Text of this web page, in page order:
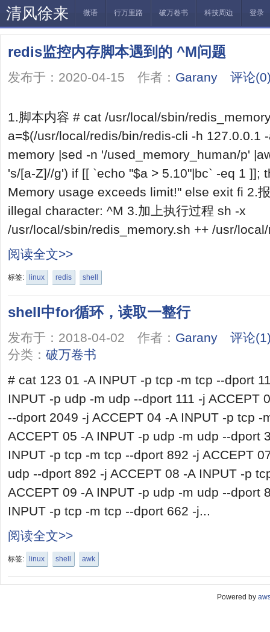
清风徐来 微语 行万里路 破万卷书 科技周边 登录
redis监控内存脚本遇到的 ^M问题
发布于：2020-04-15 作者： Garany 评论
1.脚本内容 # cat /usr/local/sbin/
a=$(/usr/local/redis/bin/redis-cli -h 127.0.0.1
memory |sed -n '/used_memory_human/p'
's/[a-Z]//g') if [[ `echo "$a > 5.10"|bc` -eq 1 ]];
Memory usage exceeds limit!" else exit fi 2.
illegal character: ^M 3.加上执行过程 sh -x
/usr/local/sbin/redis_memory.sh ++ /usr/
阅读全文>>
标签: linux redis shell
shell中for循环，读取一整行
发布于：2018-04-02 作者： Garany
评论
分类： 破万卷书
# cat 123 01 -A INPUT -p tcp -m tcp --dport
INPUT -p udp -m udp --dport 111 -j ACCEPT
--dport 2049 -j ACCEPT 04 -A INPUT -p tcp -
ACCEPT 05 -A INPUT -p udp -m udp --dport
INPUT -p tcp -m tcp --dport 892 -j ACCEPT
udp --dport 892 -j ACCEPT 08 -A INPUT -p
ACCEPT 09 -A INPUT -p udp -m udp --dport
INPUT -p tcp -m tcp --dport 662 -j...
阅读全文>>
标签: linux shell awk
Powered by